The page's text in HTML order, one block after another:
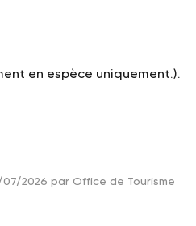
en espèce uniquement.).
2026 par Office de Tourisme